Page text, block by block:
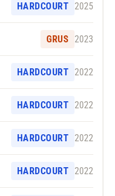
HARDCOURT 2025
GRUS 2023
HARDCOURT 2022
HARDCOURT 2022
HARDCOURT 2022
HARDCOURT 2022